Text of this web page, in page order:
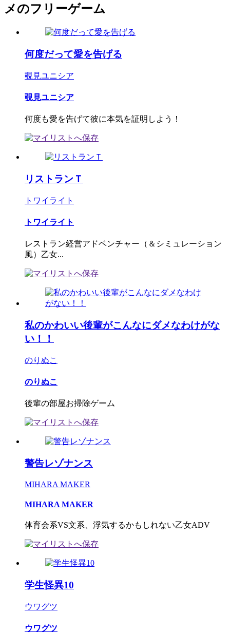
メのフリーゲーム
何度だって愛を告げる
覗見ユニシア
覗見ユニシア
何度も愛を告げて彼に本気を証明しよう！
リストランＴ
トワイライト
トワイライト
レストラン経営アドベンチャー（＆シミュレーション
風）乙女...
私のかわいい後輩がこんなにダメなわけがな
い！！
のりぬこ
のりぬこ
後輩の部屋お掃除ゲーム
警告レゾナンス
MIHARA MAKER
MIHARA MAKER
体育会系VS文系、浮気するかもしれない乙女ADV
学生怪異10
ウワグツ
ウワグツ